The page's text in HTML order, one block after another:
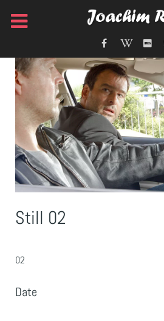
Still 02
02
Date